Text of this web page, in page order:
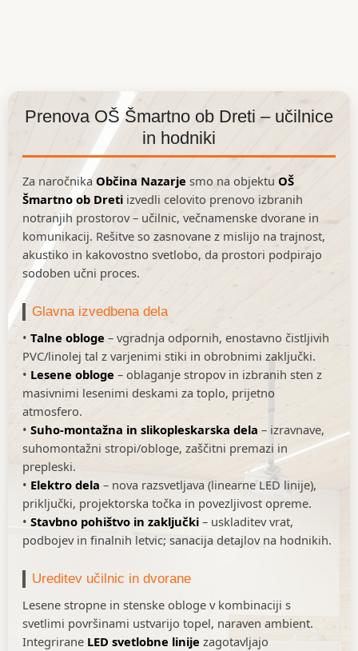
Prenova OŠ Šmartno ob Dreti – učilnice
in hodniki
Za naročnika Občina Nazarje smo na objektu OŠ
Šmartno ob Dreti izvedli celovito prenovo izbranih
notranjih prostorov – učilnic, večnamenske dvorane in
komunikacij. Rešitve so zasnovane z mislijo na trajnost,
akustiko in kakovostno svetlobo, da prostori podpirajo
sodoben učni proces.
Glavna izvedbena dela
• Talne obloge – vgradnja odpornih, enostavno čistljivih
PVC/linolej tal z varjenimi stiki in obrobnimi zaključki.
• Lesene obloge – oblaganje stropov in izbranih sten z
masivnimi lesenimi deskami za toplo, prijetno
atmosfero.
• Suho-montažna in slikopleskarska dela – izravnave,
suhomontažni stropi/obloge, zaščitni premazi in
prepleski.
• Elektro dela – nova razsvetljava (linearne LED linije),
priključki, projektorska točka in povezljivost opreme.
• Stavbno pohištvo in zaključki – uskladitev vrat,
podbojev in finalnih letvic; sanacija detajlov na hodnikih.
Ureditev učilnic in dvorane
Lesene stropne in stenske obloge v kombinaciji s
svetlimi površinami ustvarijo topel, naraven ambient.
Integrirane LED svetlobne linije zagotavljajo